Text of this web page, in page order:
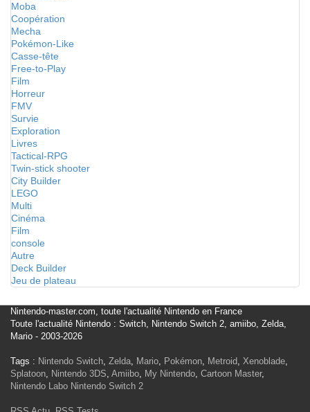
Moba
Coopération
Mecha
Pokémon-Like
Casse-tête
Free-to-Play
Film
Horreur
FMV
Survie
Exploration
Livres
Tactical-RPG
Twin-stick shooter
City Builder
LEGO
Multi
Cinéma
Film
console
Autre
Deck Builder
Jeu de plateau
Nintendo-master.com, toute l'actualité Nintendo en France
Toute l'actualité Nintendo : Switch, Nintendo Switch 2, amiibo, Zelda,
Mario - 2003-2026
Tags : Nintendo Switch, Zelda, Mario, Pokémon, Metroid, Xenoblade,
Splatoon, Nintendo 3DS, Amiibo, My Nintendo, Cartoon Master,
Nintendo Labo Nintendo Switch 2